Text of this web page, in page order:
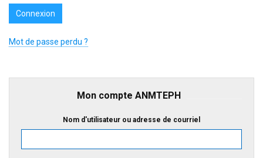
Mot de passe perdu ?
Mon compte ANMTEPH
Nom d'utilisateur ou adresse de courriel